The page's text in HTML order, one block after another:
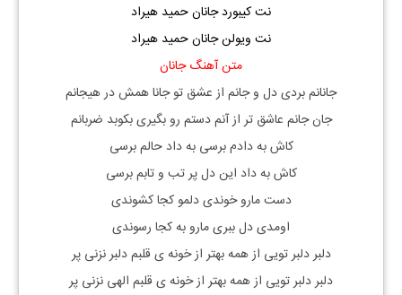
نت کیبورد جانان حمید هیراد
نت ویولن جانان حمید هیراد
متن آهنگ جانان
جانانم بردی دل و جانم از عشق تو جانا همش در هیجانم
جان جانم عاشق تر از آنم دستم رو بگیری بکوبد ضربانم
کاش به دادم برسی به داد حالم برسی
کاش به داد این دل پر تب و تابم برسی
دست مارو خوندی دلمو کجا کشوندی
اومدی دل ببری مارو به کجا رسوندی
دلبر دلبر تویی از همه بهتر از خونه ی قلبم دلبر نزنی پر
دلبر دلبر تویی از همه بهتر از خونه ی قلبم الهی نزنی پر